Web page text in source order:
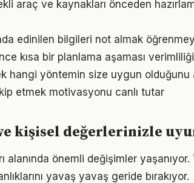
araç ve kaynakları önceden
edinilen bilgileri not almak
kısa bir planlama aşaması verimliliği
hangi yöntemin size uygun olduğunu
etmek motivasyonu canlı tutar
kişisel değerlerinizle
alanında önemli değişimler yaşanıyor.
yavaş yavaş geride bırakıyor.